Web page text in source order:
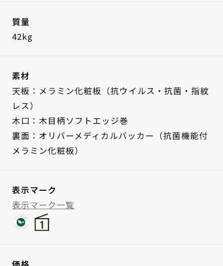
質量
42kg
素材
天板：メラミン化粧板（抗ウイルス・抗菌・指紋
レス）
木口：木目柄ソフトエッジ巻
裏面：オリバーメディカルバッカー（抗菌機能付
メラミン化粧板）
表示マーク
表示マーク一覧